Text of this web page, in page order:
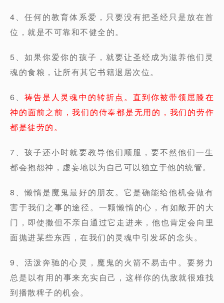
4、任何的教育体系爱，只要没有把圣经只是放在首
位，就是不可靠和不健全的。
5、如果你爱你的孩子，就要让圣经成为滋养他们灵
魂的食粮，让所有其它书籍退居次位。
6、祷告是人灵魂中的转折点。直到你被带领屈膝在
神的面前之前，我们的侍奉都是无用的，我们的劳作
都是徒劳的。
7、孩子还小时就要教导他们顺服，要不然他们一生
都会抱怨神，虚妄地以为自己可以独立于他的统管。
8、懒惰是魔鬼最好的朋友。它是确能给他机会做有
害于我们之事的途径。一颗懒惰的心，有如敞开的大
门，即使撒但不亲自通过它走进来，他也肯定会向里
面抛进某些东西，在我们的灵魂中引发坏的念头。
9、活泼奔驰的心灵，魔鬼的火箭不易击中。要努力
总是以有用的事来充实自己，这样你的仇敌就很难找
到播散稗子的机会。